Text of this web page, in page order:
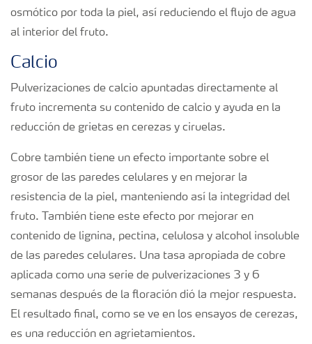
osmótico por toda la piel, así reduciendo el flujo de agua
al interior del fruto.
Calcio
Pulverizaciones de calcio apuntadas directamente al
fruto incrementa su contenido de calcio y ayuda en la
reducción de grietas en cerezas y ciruelas.
Cobre también tiene un efecto importante sobre el
grosor de las paredes celulares y en mejorar la
resistencia de la piel, manteniendo así la integridad del
fruto. También tiene este efecto por mejorar en
contenido de lignina, pectina, celulosa y alcohol insoluble
de las paredes celulares. Una tasa apropiada de cobre
aplicada como una serie de pulverizaciones 3 y 6
semanas después de la floración dió la mejor respuesta.
El resultado final, como se ve en los ensayos de cerezas,
es una reducción en agrietamientos.